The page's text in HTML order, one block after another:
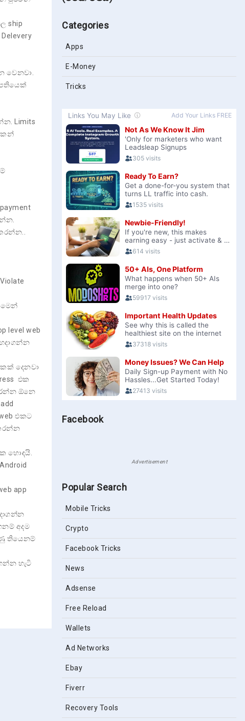
ship
වෙනවා.
Limits
web
දෙනවා
එක
ඕනෙ
එකට
හොඳයි.
app
අදම
තියෙනම්
හැටි
Categories
Apps
E-Money
Tricks
Facebook
Advertisement
Popular Search
Mobile Tricks
Crypto
Facebook Tricks
News
Adsense
Free Reload
Wallets
Ad Networks
Ebay
Fiverr
Recovery Tools